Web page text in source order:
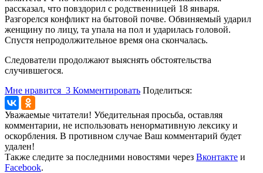
рассказал, что повздорил с родственницей 18 января.
Разгорелся конфликт на бытовой почве. Обвиняемый ударил
женщину по лицу, та упала на пол и ударилась головой.
Спустя непродолжительное время она скончалась.
Следователи продолжают выяснять обстоятельства
случившегося.
Мне нравится 3 Комментировать Поделиться:
Уважаемые читатели! Убедительная просьба, оставляя
комментарии, не использовать ненормативную лексику и
оскорбления. В противном случае Ваш комментарий будет
удален!
Также следите за последними новостями через Вконтакте и
Facebook.